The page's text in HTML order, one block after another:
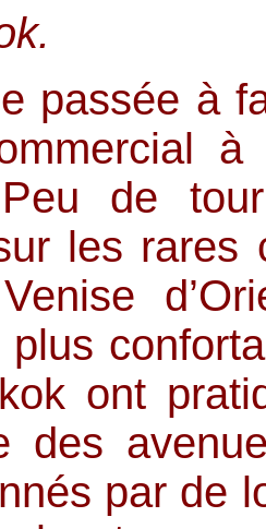
passée à
de
les rares
plus
ont
des
par de